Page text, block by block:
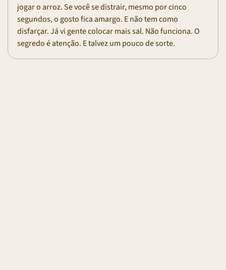
jogar o arroz. Se você se distrair, mesmo por cinco
segundos, o gosto fica amargo. E não tem como
disfarçar. Já vi gente colocar mais sal. Não funciona. O
segredo é atenção. E talvez um pouco de sorte.